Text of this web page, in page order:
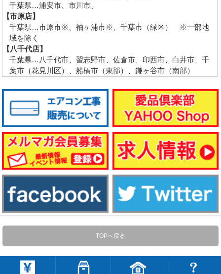
千葉県…浦安市、市川市、
【市原店】
千葉県…市原市※、袖ヶ浦市※、千葉市（緑区） ※一部地
域を除く
【八千代店】
千葉県…八千代市、習志野市、佐倉市、印西市、白井市、千
葉市（花見川区）、船橋市（東部）、鎌ヶ谷市（南部）
TOPへ戻る